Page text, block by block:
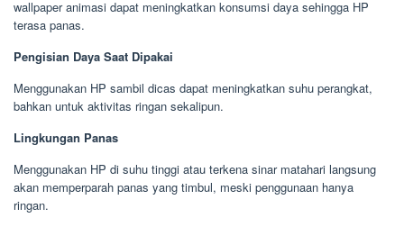
wallpaper animasi dapat meningkatkan konsumsi daya sehingga HP
terasa panas.
Pengisian Daya Saat Dipakai
Menggunakan HP sambil dicas dapat meningkatkan suhu perangkat,
bahkan untuk aktivitas ringan sekalipun.
Lingkungan Panas
Menggunakan HP di suhu tinggi atau terkena sinar matahari langsung
akan memperparah panas yang timbul, meski penggunaan hanya
ringan.